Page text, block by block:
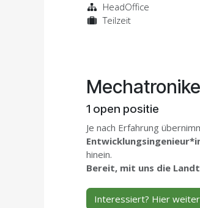
HeadOffice
Teilzeit
1 open positie
Je nach Erfahrung
hinein.
Bereit, mit uns die
Interessiert? Hier